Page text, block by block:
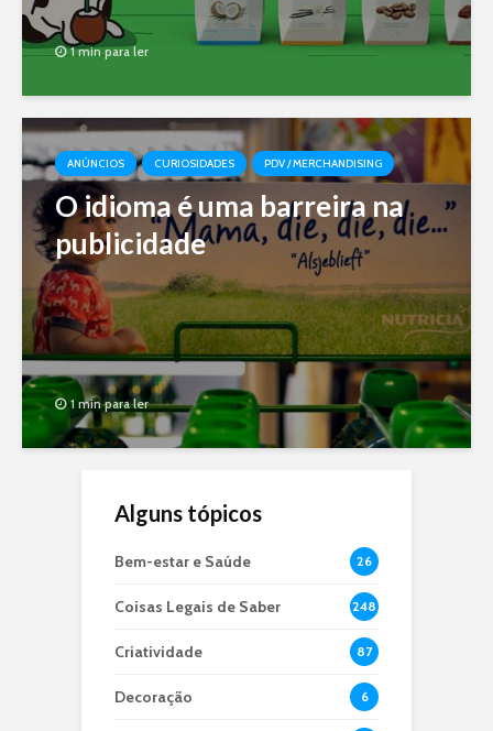
1 min para ler
ANÚNCIOS CURIOSIDADES PDV / MERCHANDISING
O idioma é uma barreira na
publicidade
1 min para ler
Alguns tópicos
Bem-estar e Saúde 26
Coisas Legais de Saber 248
Criatividade 87
Decoração 6